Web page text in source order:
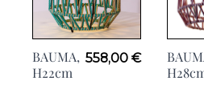
BAUMA,
H22cm
558,00 €